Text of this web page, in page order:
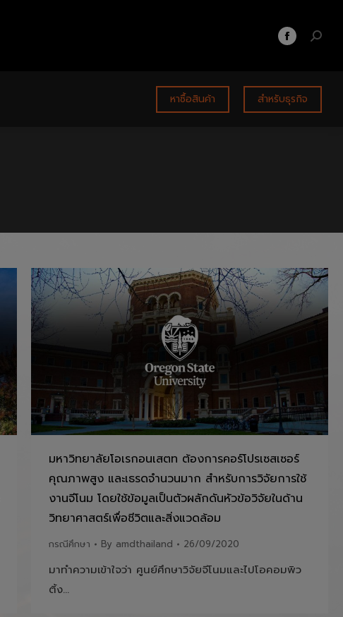
หาซื้อสินค้า สำหรับธุรกิจ
มหาวิทยาลัยโอเรกอนเสตท ต้องการคอร์โปรเซสเซอร์
คุณภาพสูง และเธรดจำนวนมาก สำหรับการวิจัยการใช้
งานจีโนม โดยใช้ข้อมูลเป็นตัวผลักดันหัวข้อวิจัยในด้าน
วิทยาศาสตร์เพื่อชีวิตและสิ่งแวดล้อม
กรณีศึกษา By amdthailand 26/09/2020
มาทำความเข้าใจว่า ศูนย์ศึกษาวิจัยจีโนมและไปโอคอมพิว
ติ้ง…